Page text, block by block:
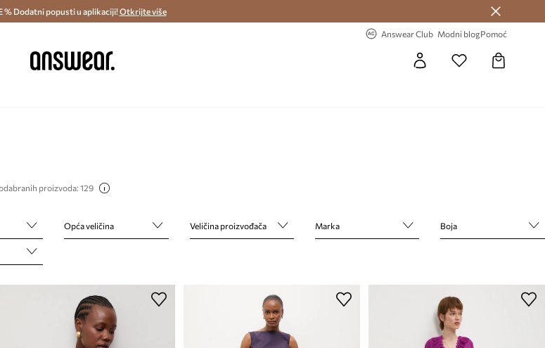
> Dostava u roku 48 sati >
% Dodatni popusti u aplikaciji!Otkrijte više
Answear Club Modni blogPomoć
proizvoda: 129
Opća veličina Veličina proizvođača Marka Boja